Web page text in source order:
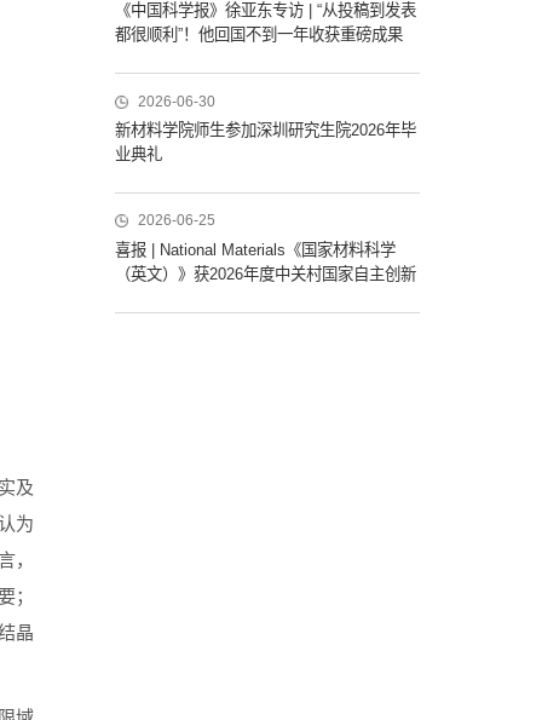
及
为
，
；
晶
《中国科学报》徐亚东专访 | “从投稿到发表
都很顺利”！他回国不到一年收获重磅成果
2026-06-30
新材料学院师生参加深圳研究生院2026年毕
业典礼
2026-06-25
喜报 | National Materials《国家材料科学
（英文）》获2026年度中关村国家自主创新